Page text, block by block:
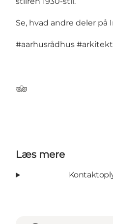
Se, hvad andre deler på
#aarhusrådhus
TripAdvisor
Læs mere